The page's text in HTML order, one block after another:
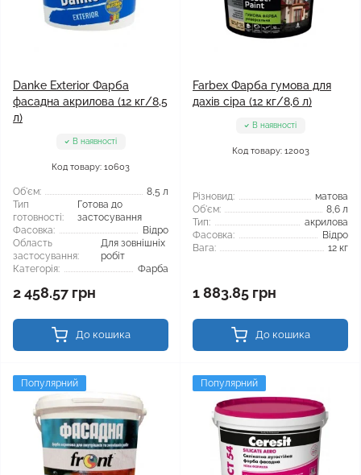
Danke Exterior Фарба
фасадна акрилова (12 кг/8,5
л)
В наявності
Код товару: 10603
Об'єм:
8,5 л
Тип
готовності:
Готова до
застосування
Фасовка:
Відро
Область
застосування:
Для зовнішніх
робіт
Категорія:
Фарба
2 458.57 грн
До кошика
Farbex Фарба гумова для
дахів сіра (12 кг/8,6 л)
В наявності
Код товару: 12003
Різновид:
матова
Об'єм:
8,6 л
Тип:
акрилова
Фасовка:
Відро
Вага:
12 кг
1 883.85 грн
До кошика
Популярний Популярний